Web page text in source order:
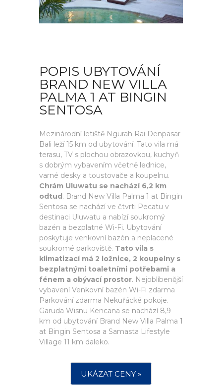
POPIS UBYTOVÁNÍ
BRAND NEW VILLA
PALMA 1 AT BINGIN
SENTOSA
Mezinárodní letiště Ngurah Rai Denpasar
Bali leží 15 km od ubytování. Tato vila má
terasu, TV s plochou obrazovkou, kuchyň
s dobrým vybavením včetně lednice,
varné desky a toustovače a koupelnu.
Chrám Uluwatu se nachází 6,2 km
odtud. Brand New Villa Palma 1 at Bingin
Sentosa se nachází ve čtvrti Pecatu v
destinaci Uluwatu a nabízí soukromý
bazén a bezplatné Wi-Fi. Ubytování
poskytuje venkovní bazén a neplacené
soukromé parkoviště. Tato vila s
klimatizací má 2 ložnice, 2 koupelny s
bezplatnými toaletními potřebami a
fénem a obývací prostor. Nejoblíbenější
vybavení Venkovní bazén Wi-Fi zdarma
Parkování zdarma Nekuřácké pokoje.
Garuda Wisnu Kencana se nachází 8,9
km od ubytování Brand New Villa Palma 1
at Bingin Sentosa a Samasta Lifestyle
Village 11 km daleko.
UKÁZAT CENY »